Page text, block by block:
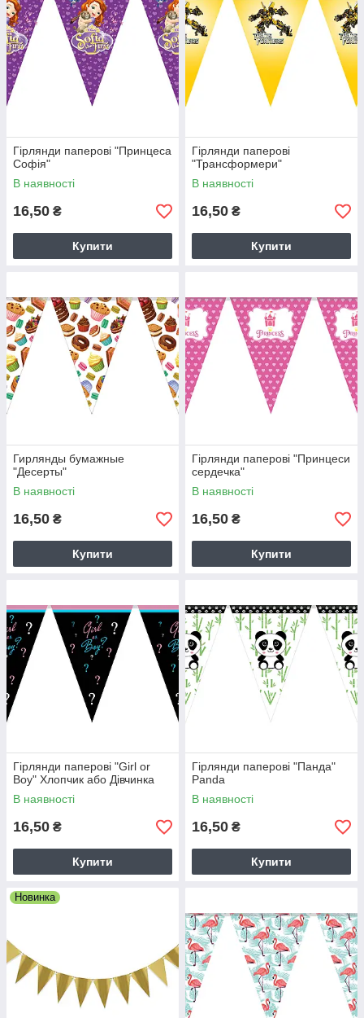
Гірлянди паперові "Принцеса
Софія"
В наявності
16,50 ₴
Купити
Гірлянди паперові
"Трансформери"
В наявності
16,50 ₴
Купити
Гирлянды бумажные
"Десерты"
В наявності
16,50 ₴
Купити
Гірлянди паперові "Принцеси
сердечка"
В наявності
16,50 ₴
Купити
Гірлянди паперові "Girl or
Boy" Хлопчик або Дівчинка
В наявності
16,50 ₴
Купити
Гірлянди паперові "Панда"
Panda
В наявності
16,50 ₴
Купити
Новинка